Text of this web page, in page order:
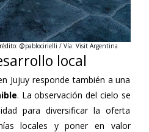
@pablocirielli / Vía: Visit Argentina
local
Jujuy responde también a una
. La observación del cielo se
para diversificar la oferta
locales y poner en valor